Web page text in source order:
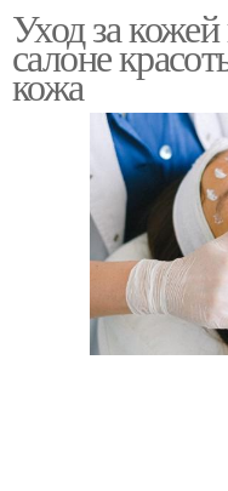
Уход за
салоне
кожа